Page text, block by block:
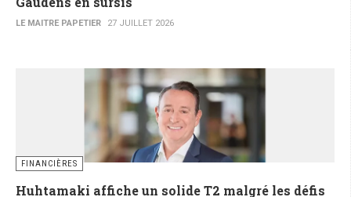
LE MAITRE PAPETIER 27 JUILLET 2026
FINANCIÈRES
Huhtamaki affiche un solide T2 malgré les défis